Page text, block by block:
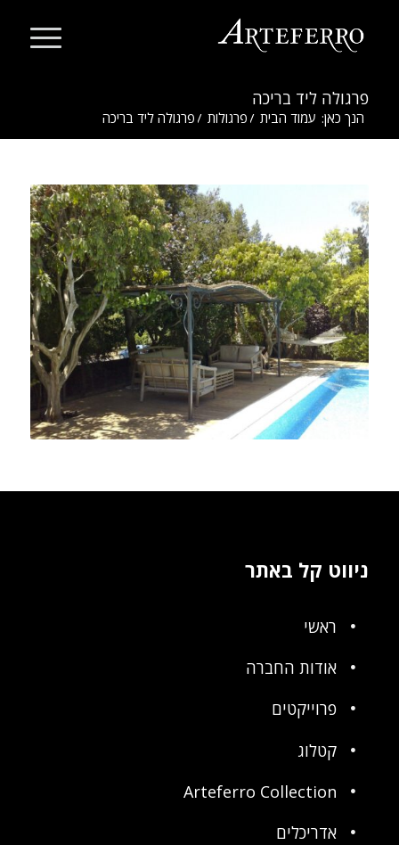
פרגולה ליד בריכה
הנך כאן: עמוד הבית / פרגולות / פרגולה ליד בריכה
ניווט קל באתר
ראשי
אודות החברה
פרוייקטים
קטלוג
Arteferro Collection
אדריכלים